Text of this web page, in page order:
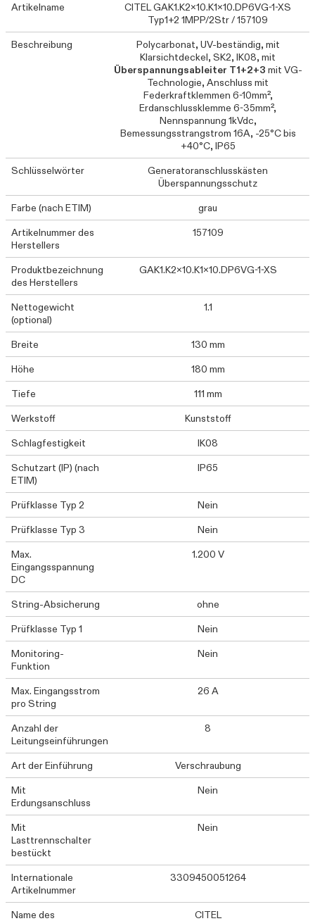
Artikelname
CITEL GAK1.K2x10.K1x10.DP6VG-1-XS
Typ1+2 1MPP/2Str / 157109
Beschreibung
Polycarbonat, UV-beständig, mit
Klarsichtdeckel, SK2, IK08, mit
Überspannungsableiter T1+2+3 mit VG-
Technologie, Anschluss mit
Federkraftklemmen 6-10mm²,
Erdanschlussklemme 6-35mm²,
Nennspannung 1kVdc,
Bemessungsstrangstrom 16A, -25°C bis
+40°C, IP65
Schlüsselwörter
Generatoranschlusskästen
Überspannungsschutz
Farbe (nach ETIM)
grau
Artikelnummer des
Herstellers
157109
Produktbezeichnung
des Herstellers
GAK1.K2x10.K1x10.DP6VG-1-XS
Nettogewicht
(optional)
1.1
Breite
130 mm
Höhe
180 mm
Tiefe
111 mm
Werkstoff
Kunststoff
Schlagfestigkeit
IK08
Schutzart (IP) (nach
ETIM)
IP65
Prüfklasse Typ 2
Nein
Prüfklasse Typ 3
Nein
Max.
Eingangsspannung
DC
1.200 V
String-Absicherung
ohne
Prüfklasse Typ 1
Nein
Monitoring-
Funktion
Nein
Max. Eingangsstrom
pro String
26 A
Anzahl der
Leitungseinführungen
8
Art der Einführung
Verschraubung
Mit
Erdungsanschluss
Nein
Mit
Lasttrennschalter
bestückt
Nein
Internationale
Artikelnummer
3309450051264
Name des CITEL